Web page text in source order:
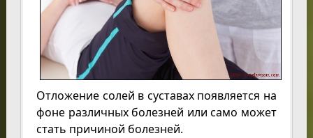
Отложение солей в суставах появляется на
фоне различных болезней или само может
стать причиной болезней.